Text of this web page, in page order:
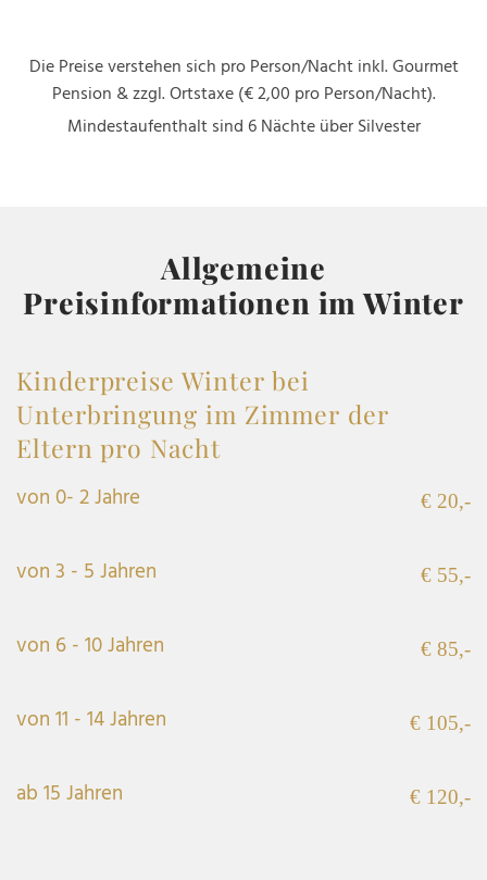
Die Preise verstehen sich pro Person/Nacht inkl. Gourmet
Pension & zzgl. Ortstaxe (€ 2,00 pro Person/Nacht).
Mindestaufenthalt sind 6 Nächte über Silvester
Allgemeine
Preisinformationen im Winter
Kinderpreise Winter bei
Unterbringung im Zimmer der
Eltern pro Nacht
von 0- 2 Jahre € 20,-
von 3 - 5 Jahren € 55,-
von 6 - 10 Jahren € 85,-
von 11 - 14 Jahren € 105,-
ab 15 Jahren € 120,-